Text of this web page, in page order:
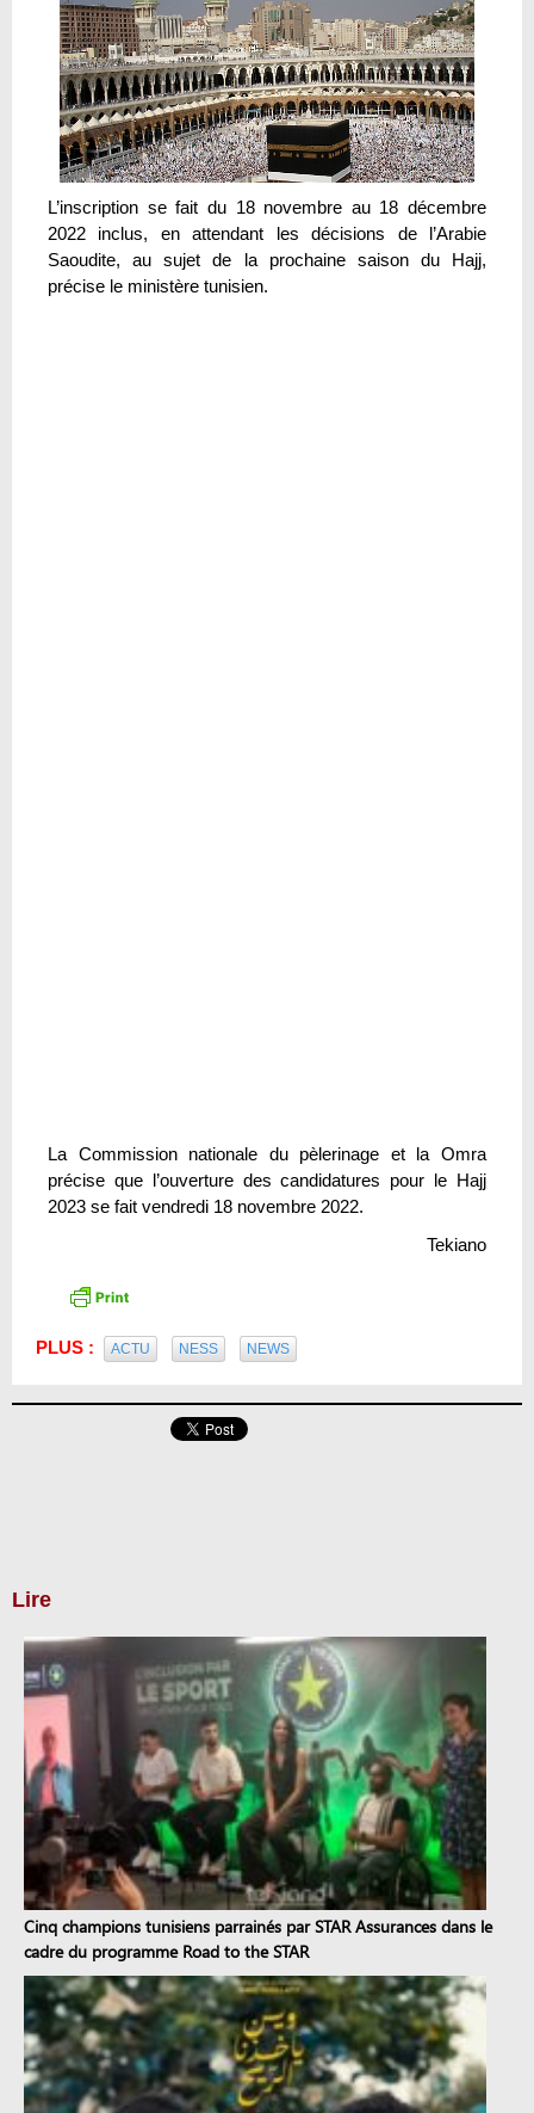
L’inscription se fait du 18 novembre au 18 décembre
2022 inclus, en attendant les décisions de l’Arabie
Saoudite, au sujet de la prochaine saison du Hajj,
précise le ministère tunisien.
La Commission nationale du pèlerinage et la Omra
précise que l’ouverture des candidatures pour le Hajj
2023 se fait vendredi 18 novembre 2022.
Tekiano
PLUS : ACTU NESS NEWS
Lire
Cinq champions tunisiens parrainés par STAR Assurances dans le
cadre du programme Road to the STAR